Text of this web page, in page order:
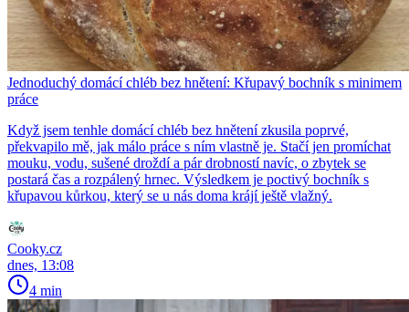
Jednoduchý domácí chléb bez hnětení: Křupavý bochník s minimem
práce
Když jsem tenhle domácí chléb bez hnětení zkusila poprvé,
překvapilo mě, jak málo práce s ním vlastně je. Stačí jen promíchat
mouku, vodu, sušené droždí a pár drobností navíc, o zbytek se
postará čas a rozpálený hrnec. Výsledkem je poctivý bochník s
křupavou kůrkou, který se u nás doma krájí ještě vlažný.
Cooky.cz
dnes, 13:08
4 min